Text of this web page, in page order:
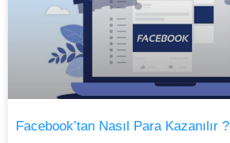
Facebook’tan Nasıl Para Kazanılır ?